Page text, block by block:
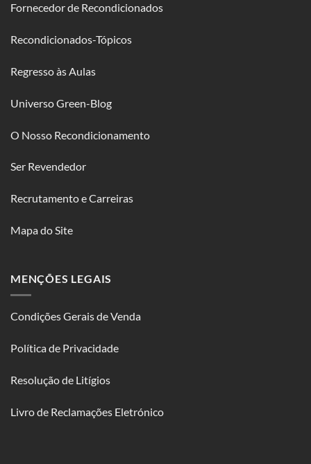
Fornecedor de Recondicionados
Recondicionados-Tópicos
Regresso às Aulas
Universo Green-Blog
O Nosso Recondicionamento
Ser Revendedor
Recrutamento e Carreiras
Mapa do Site
MENÇÕES LEGAIS
Condições Gerais de Venda
Política de Privacidade
Resolução de Litígios
Livro de Reclamações Eletrónico